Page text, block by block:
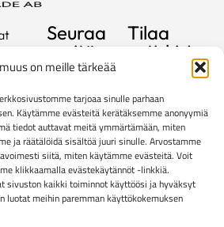
on meille tärkeää
tarjoaa sinulle parhaan
Käytämme evästeitä kerätäksemme anonyymiä
tiedot auttavat meitä ymmärtämään, miten
ja räätälöidä sisältöä juuri sinulle. Arvostamme
siitä, miten käytämme evästeitä. Voit
klikkaamalla evästekäytännöt -linkkiä.
sivuston kaikki toiminnot käyttöösi ja hyväksyt
luotat meihin paremman käyttökokemuksen
Seuraa
meitä
Tilaa
uutiskirje